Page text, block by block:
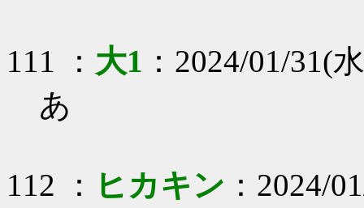
111 ： 大1 ：2024/01/31(
あ
112 ： ヒカキン ：2024/